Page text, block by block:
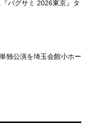
バグサミ 2026東京』タ
独公演を埼玉会館小ホー